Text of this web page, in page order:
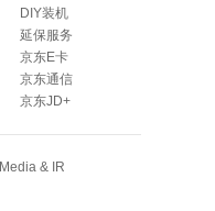
DIY装机
延保服务
京东E卡
京东通信
京东JD+
Media & IR